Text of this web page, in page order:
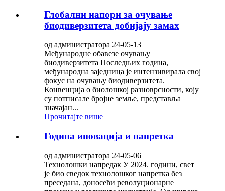
Глобални напори за очување
биодиверзитета добијају замах
од администратора 24-05-13
Међународне обавезе очувању
биодиверзитета Последњих година,
међународна заједница је интензивирала свој
фокус на очувању биодиверзитета.
Конвенција о биолошкој разноврсности, коју
су потписале бројне земље, представља
значајан...
Прочитајте више
Година иновација и напретка
од администратора 24-05-06
Технолошки напредак У 2024. години, свет
је био сведок технолошког напретка без
преседана, доносећи револуционарне